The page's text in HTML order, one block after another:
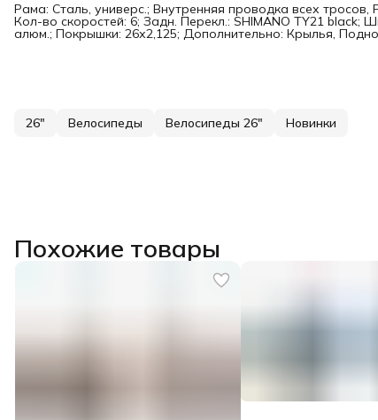
Рама: Сталь, универс.; Внутренняя проводка всех
Кол-во скоростей: 6; Задн. Перекл.: SHIMANO TY21
алюм.; Покрышки: 26х2,125; Дополнительно: Крылья,
26" Велосипеды Велосипеды 26" Новинки
Похожие товары